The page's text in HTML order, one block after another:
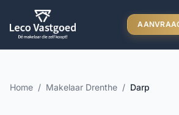
Ga direct naar inhoud
Home / Makelaar Drenthe / Darp